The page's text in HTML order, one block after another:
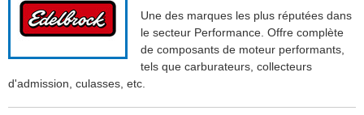
Une des marques les plus réputées dans
le secteur Performance. Offre complète
de composants de moteur performants,
tels que carburateurs, collecteurs
d'admission, culasses, etc.